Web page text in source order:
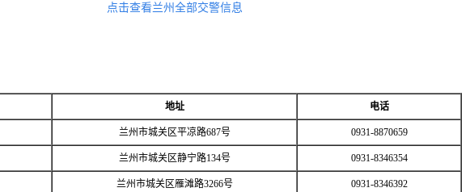
点击查看兰州全部交警信息
地址 电话
兰州市城关区平凉路687号 0931-8870659
兰州市城关区静宁路134号 0931-8346354
兰州市城关区雁滩路3266号 0931-8346392